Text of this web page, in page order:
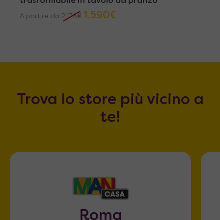
A partire da 2.176€ 1.590€
Trova lo store più vicino a
te!
Roma